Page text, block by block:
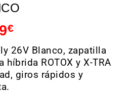
€
26V Blanco, zapatilla
híbrida ROTOX y X-TRA
giros rápidos y